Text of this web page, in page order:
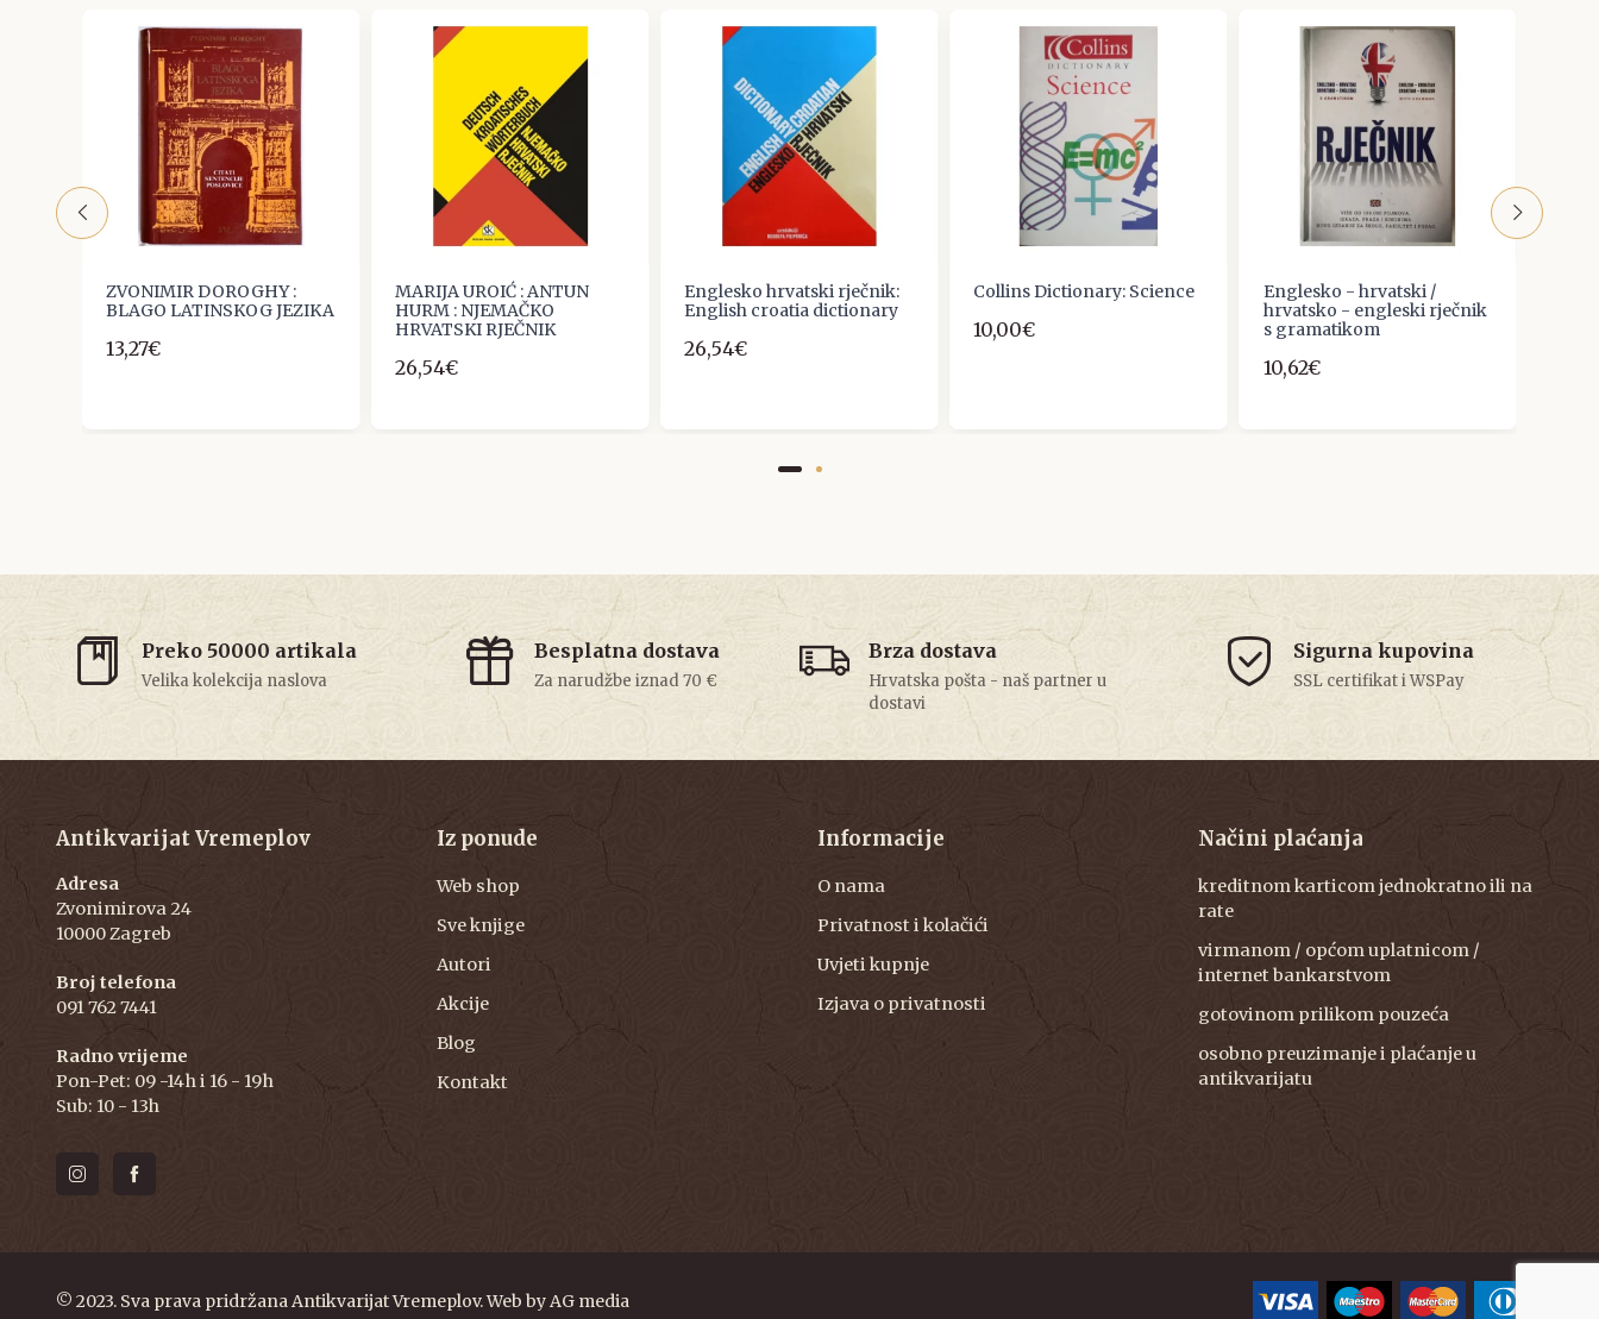
ZVONIMIR DOROGHY :
BLAGO LATINSKOG JEZIKA
13,27€
MARIJA UROIĆ : ANTUN
HURM : NJEMAČKO
HRVATSKI RJEČNIK
26,54€
Englesko hrvatski rječnik:
English croatia dictionary
26,54€
Collins Dictionary: Science
10,00€
Englesko - hrvatski /
hrvatsko - engleski rječnik
s gramatikom
10,62€
Preko 50000 artikala
Velika kolekcija naslova
Besplatna dostava
Za narudžbe iznad 70 €
Brza dostava
Hrvatska pošta - naš partner u
dostavi
Sigurna kupovina
SSL certifikat i WSPay
Antikvarijat Vremeplov
Adresa
Zvonimirova 24
10000 Zagreb
Broj telefona
091 762 7441
Radno vrijeme
Pon-Pet: 09 -14h i 16 - 19h
Sub: 10 - 13h
Iz ponude
Web shop
Sve knjige
Autori
Akcije
Blog
Kontakt
Informacije
O nama
Privatnost i kolačići
Uvjeti kupnje
Izjava o privatnosti
Načini plaćanja
kreditnom karticom jednokratno ili na
rate
virmanom / općom uplatnicom /
internet bankarstvom
gotovinom prilikom pouzeća
osobno preuzimanje i plaćanje u
antikvarijatu
© 2023. Sva prava pridržana Antikvarijat Vremeplov. Web byAG media